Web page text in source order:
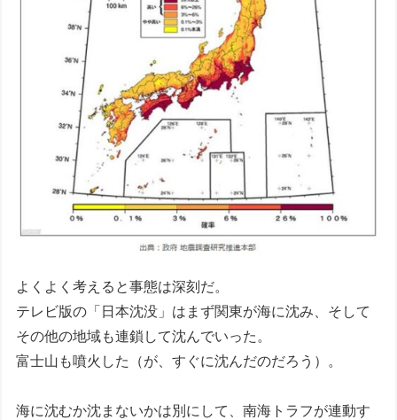
よくよく考えると事態は深刻だ。
テレビ版の「日本沈没」はまず関東が海に沈み、そして
その他の地域も連鎖して沈んでいった。
富士山も噴火した（が、すぐに沈んだのだろう）。
海に沈むか沈まないかは別にして、南海トラフが連動す